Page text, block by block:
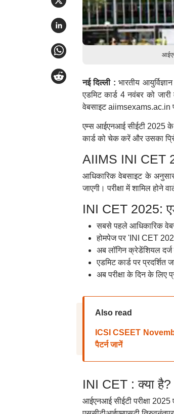
नई दिल्ली :भारतीय
एडमिट कार्ड 4 नवंबर को
वेबसाइट aiimsexams.ac.in
एम्स आईएनआई सीईटी 2025 के
कार्ड को चेक करें और उसका
AIIMS INI CET
आधिकारिक वेबसाइट के
जाएगी। परीक्षा में शामिल होने
INI CET 2025:
सबसे पहले आधिकारिक
होमपेज पर 'INI CET
अब लॉगिन क्रेडेंशियल
एडमिट कार्ड पर प्रदर्शित
अब परीक्षा के दिन के
Also read
ICSI CSEET
पैटर्न जानें
INI CET : क्या है?
आईएनआई सीईटी परीक्षा